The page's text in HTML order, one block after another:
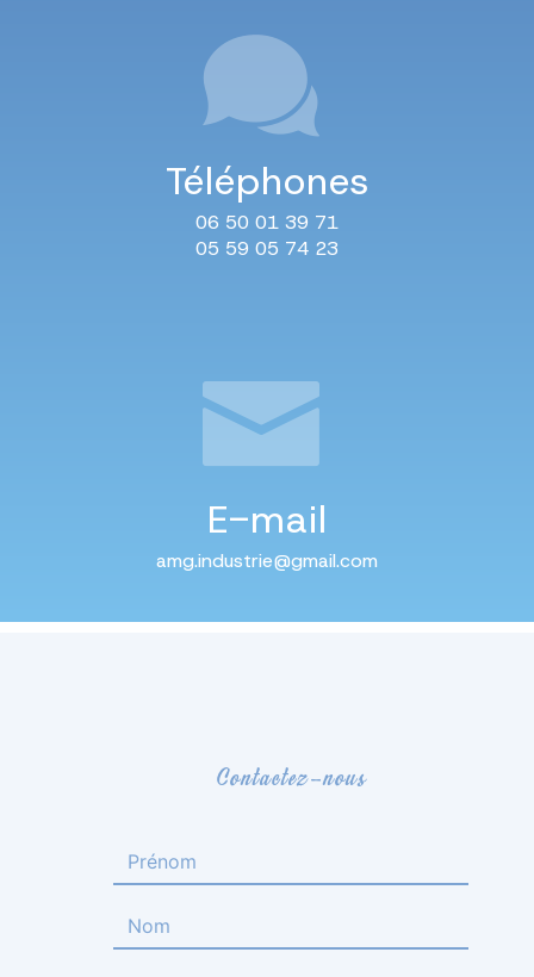
Téléphones
06 50 01 39 71
05 59 05 74 23
E-mail
amg.industrie@gmail.com
Contactez-nous